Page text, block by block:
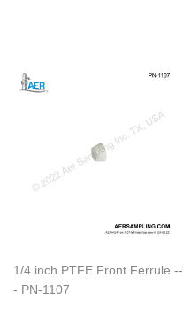
1/4 inch PTFE Front Ferrule --
- PN-1107